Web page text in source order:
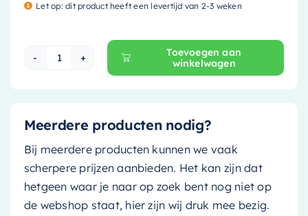
Let op: dit product heeft een levertijd van 2-3 weken
Mondiaz Spiegelkast Cubb - 50cm - smag
Toevoegen aan
winkelwagen
Meerdere producten nodig?
Bij meerdere producten kunnen we vaak
scherpere prijzen aanbieden. Het kan zijn dat
hetgeen waar je naar op zoek bent nog niet op
de webshop staat, hier zijn wij druk mee bezig.